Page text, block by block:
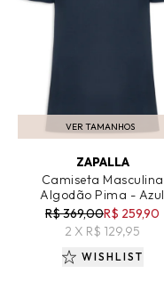
VER TAMANHOS
ADICIONAR AO CARRINHO
ZAPALLA
Camiseta Masculina
Algodão Pima - Azul
R$ 369,00R$ 259,90
2 X R$ 129,95
WISHLIST